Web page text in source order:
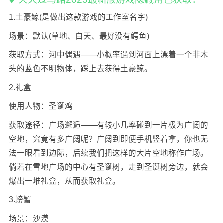
1.土豪鲸(是做出这款游戏的工作室名字)
场景：默认(草地、白天、最好没有鳄鱼)
获取方式：河中偶遇——小概率遇到河面上漂着一个非木
头的蓝色不明物体，踩上去获得土豪鲸。
2.礼盒
使用人物：圣诞鸡
获取途径：广场邂逅——有较小几率碰到一片极为广阔的
空地，究竟有多广阔呢？广阔到即便手机竖着拿，你也无
法一眼看到边际，后续我们把这样的大片空地称作广场。
倘若在雪地广场的中心有圣诞树，走到圣诞树旁边，就会
爆出一堆礼盒，从而获取礼盒。
3.螃蟹
场景：沙漠